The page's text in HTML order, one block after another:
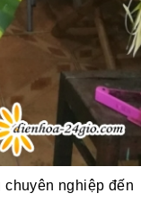
chuyên nghiệp đến